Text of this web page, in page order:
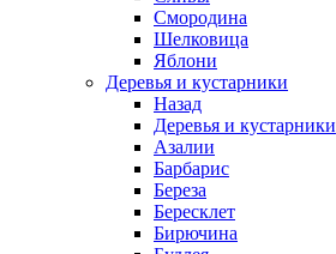
Смородина
Шелковица
Яблони
Деревья и кустарники
Назад
Деревья и кустарники
Азалии
Барбарис
Береза
Бересклет
Бирючина